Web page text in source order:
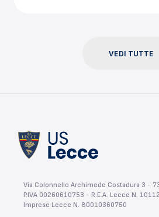
VEDI TUTTE
Via Colonnello Archimede Costadura 3 -
P.IVA 00260610753 - R.E.A. Lecce N.
Imprese Lecce N. 80010360750